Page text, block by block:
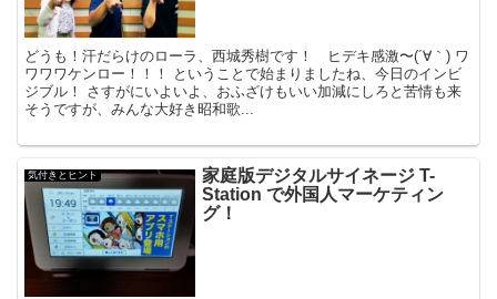
どうも！汗だらけのローラ、西城秀樹です！ ヒデキ感激〜(´∀｀) ワ
ワワワケンロー！！！ ということで始まりましたね、今日のインビ
ジブル！ さすがにいよいよ、おふざけもいい加減にしろと苦情も来
そうですが、みんな大好き昭和歌...
気付きとヒント
家庭版デジタルサイネージ T-
Station で外国人マーケティン
グ！